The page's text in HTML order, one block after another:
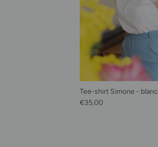
Tee-shirt Simone - blanc
Prix habituel
€35,00